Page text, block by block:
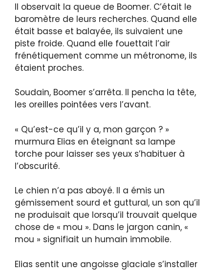
Il observait la queue de Boomer. C’était le
baromètre de leurs recherches. Quand elle
était basse et balayée, ils suivaient une
piste froide. Quand elle fouettait l’air
frénétiquement comme un métronome, ils
étaient proches.
Soudain, Boomer s’arrêta. Il pencha la tête,
les oreilles pointées vers l’avant.
« Qu’est-ce qu’il y a, mon garçon ? »
murmura Elias en éteignant sa lampe
torche pour laisser ses yeux s’habituer à
l’obscurité.
Le chien n’a pas aboyé. Il a émis un
gémissement sourd et guttural, un son qu’il
ne produisait que lorsqu’il trouvait quelque
chose de « mou ». Dans le jargon canin, «
mou » signifiait un humain immobile.
Elias sentit une angoisse glaciale s’installer